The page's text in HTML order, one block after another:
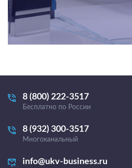
8 (800) 222-3517
Бесплатно по России
8 (932) 300-3517
Многоканальный
info@ukv-business.ru